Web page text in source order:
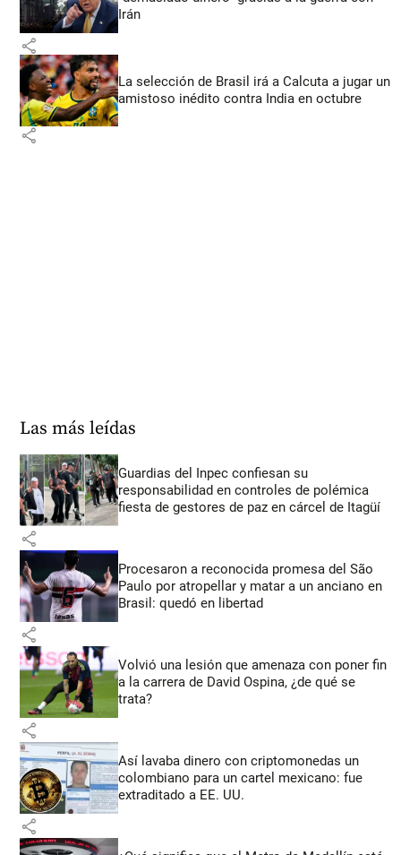
Irán
share
La selección de Brasil irá a Calcuta a jugar un
amistoso inédito contra India en octubre
share
Las más leídas
Guardias del Inpec confiesan su
responsabilidad en controles de polémica
fiesta de gestores de paz en cárcel de Itagüí
share
Procesaron a reconocida promesa del São
Paulo por atropellar y matar a un anciano en
Brasil: quedó en libertad
share
Volvió una lesión que amenaza con poner fin
a la carrera de David Ospina, ¿de qué se
trata?
share
Así lavaba dinero con criptomonedas un
colombiano para un cartel mexicano: fue
extraditado a EE. UU.
share